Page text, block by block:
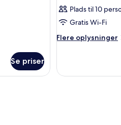
Se priser
Plads til 10
Gratis Wi-Fi
Flere oplysninger
Flere